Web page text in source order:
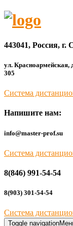
443041, Россия, г.
ул.
305
Система
Напишите нам:
info@master-prof.su
Система
8(846) 991-54-54
8(903) 301-54-54
Система
Toggle navigation